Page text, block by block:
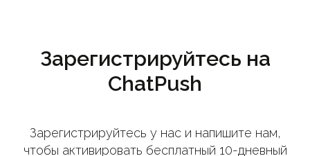
Зарегистрируйтесь на
ChatPush
Зарегистрируйтесь у нас и напишите нам,
чтобы активировать бесплатный 10-дневный